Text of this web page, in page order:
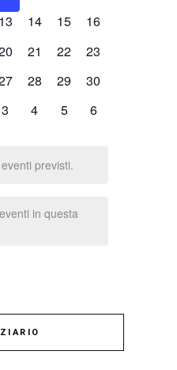
eventi,
0
13
0
14
0
15
0
16
0
21
0
22
0
23
0
28
0
29
0
30
0
3
0
4
0
5
0
6
previsti.
in questa